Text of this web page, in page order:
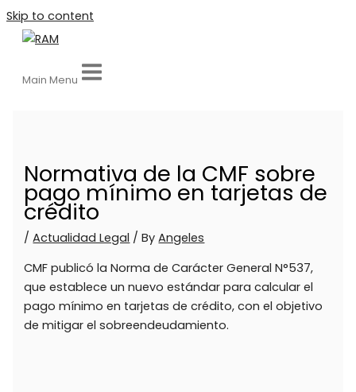
Skip to content
Main Menu
Normativa de la CMF sobre
pago mínimo en tarjetas de
crédito
/Actualidad Legal / ByAngeles
CMF publicó la Norma de Carácter General N°537,
que establece un nuevo estándar para calcular el
pago mínimo en tarjetas de crédito, con el objetivo
de mitigar el sobreendeudamiento.